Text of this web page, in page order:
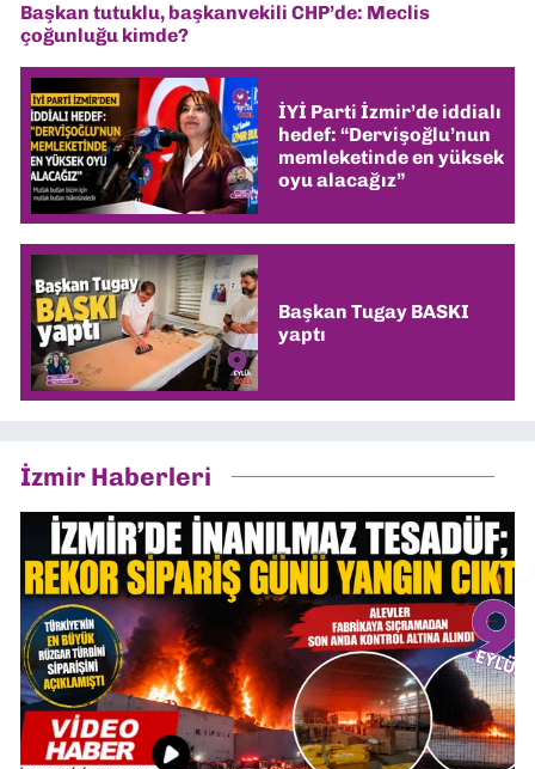
Başkan tutuklu, başkanvekili CHP’de: Meclis
çoğunluğu kimde?
İYİ Parti İzmir’de iddialı
hedef: “Dervişoğlu’nun
memleketinde en yüksek
oyu alacağız”
Başkan Tugay BASKI
yaptı
İzmir Haberleri